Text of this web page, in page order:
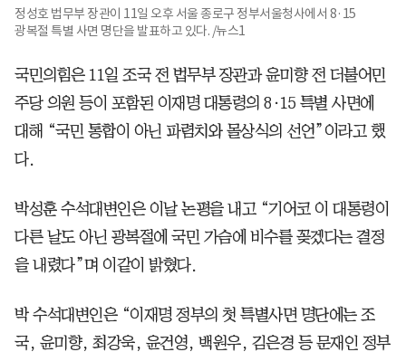
정성호 법무부 장관이 11일 오후 서울 종로구 정부서울청사에서 8·15
광복절 특별 사면 명단을 발표하고 있다. /뉴스1
국민의힘은 11일 조국 전 법무부 장관과 윤미향 전 더불어민
주당 의원 등이 포함된 이재명 대통령의 8·15 특별 사면에
대해 “국민 통합이 아닌 파렴치와 몰상식의 선언”이라고 했
다.
박성훈 수석대변인은 이날 논평을 내고 “기어코 이 대통령이
다른 날도 아닌 광복절에 국민 가슴에 비수를 꽂겠다는 결정
을 내렸다”며 이같이 밝혔다.
박 수석대변인은 “이재명 정부의 첫 특별사면 명단에는 조
국, 윤미향, 최강욱, 윤건영, 백원우, 김은경 등 문재인 정부